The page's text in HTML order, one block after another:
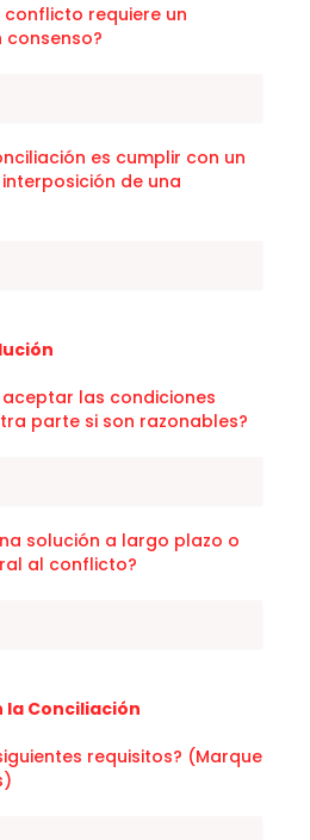
conflicto requiere un
es cumplir con un
de una
aceptar las condiciones
parte si son razonables?
solución a largo plazo o
al conflicto?
Conciliación
requisitos? (Marque